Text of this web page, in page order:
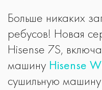
Больше никаких
ребусов! Новая
Hisense 7S,
машину Hisense
сушильную машину